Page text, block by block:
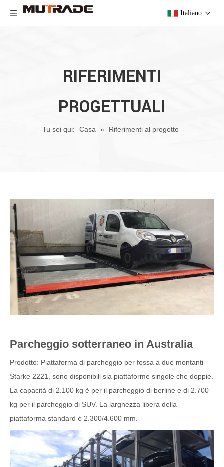
Italiano
RIFERIMENTI
PROGETTUALI
Tu sei qui: Casa » Riferimenti al progetto
Parcheggio sotterraneo in Australia
Prodotto: Piattaforma di parcheggio per fossa a due montanti
Starke 2221, sono disponibili sia piattaforme singole che doppie.
La capacità di 2.100 kg è per il parcheggio di berline e di 2.700
kg per il parcheggio di SUV. La larghezza libera della
piattaforma standard è 2.300/4.600 mm.